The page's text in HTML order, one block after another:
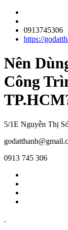
0913745306
https://
Nên
Công
5/1E Nguyễn Thị
0913 745 306